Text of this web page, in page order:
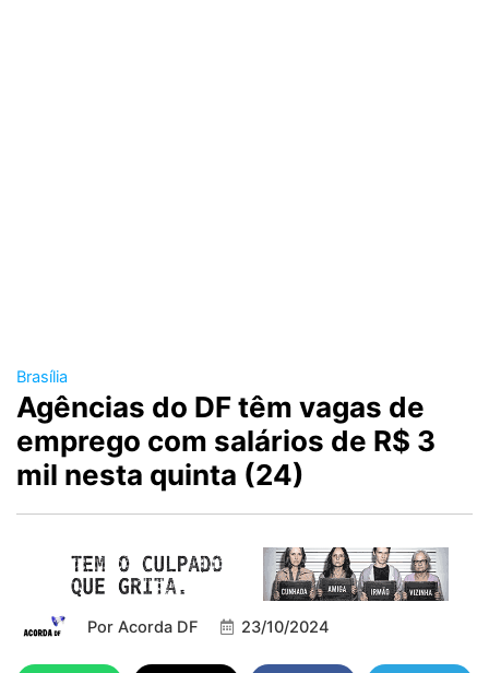
Brasília
Agências do DF têm vagas de
emprego com salários de R$ 3
mil nesta quinta (24)
Por Acorda DF 23/10/2024